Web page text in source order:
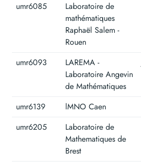
umr6085
Laboratoire de
mathématiques
Raphaël Salem -
Rouen
umr6093
LAREMA -
Laboratoire Angevin
de Mathématiques
umr6139
lMNO Caen
umr6205
Laboratoire de
Mathematiques de
Brest